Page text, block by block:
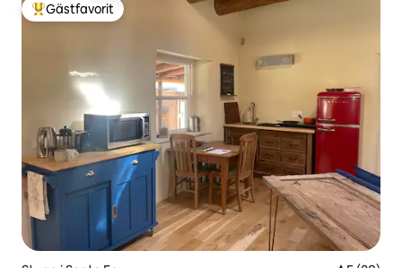
Populär gästfavorit
Gästfavorit